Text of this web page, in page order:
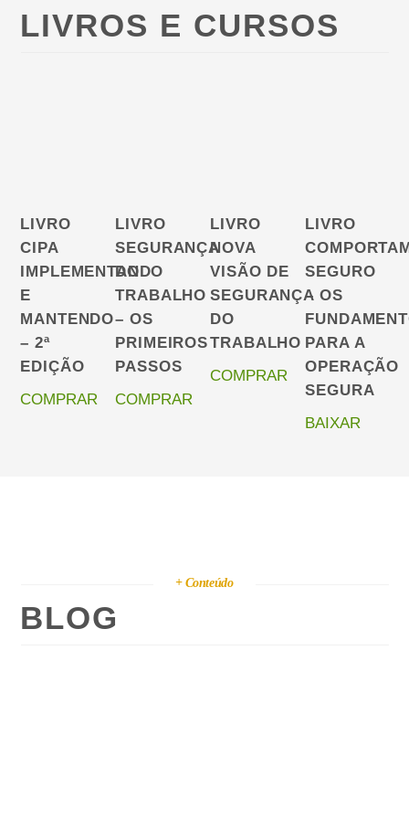
LIVROS E CURSOS
LIVRO
CIPA
IMPLEMENTANDO
E
MANTENDO
– 2ª
EDIÇÃO
COMPRAR
LIVRO
SEGURANÇA
DO
TRABALHO
– OS
PRIMEIROS
PASSOS
COMPRAR
LIVRO
NOVA
VISÃO DE
SEGURANÇA
DO
TRABALHO
COMPRAR
LIVRO
SEGURO
– OS
PARA A
OPERAÇÃO
SEGURA
BAIXAR
+ Conteúdo
BLOG